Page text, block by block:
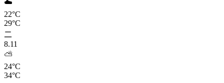
☁️
22°C
29°C
二
8.11
⛅
24°C
34°C